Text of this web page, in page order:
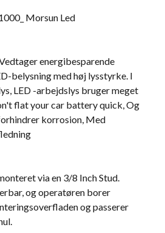
energibesparende
belysning med høj lysstyrke. I
LED -arbejdslys bruger meget
flat your car battery quick , Og
korrosion, Med
via en 3/8 Inch Stud.
og operatøren borer
og passerer